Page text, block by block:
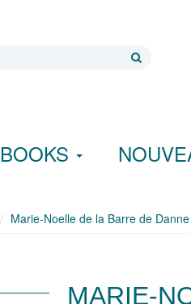
Marie-Noelle de la Barre de Danne
MARIE-